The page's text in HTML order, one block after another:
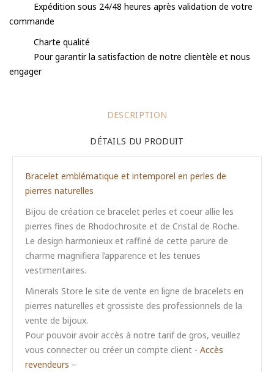
Expédition sous 24/48 heures après validation de votre
commande
Charte qualité
Pour garantir la satisfaction de notre clientèle et nous
engager
DESCRIPTION
DÉTAILS DU PRODUIT
Bracelet emblématique et intemporel en perles de
pierres naturelles
Bijou de création ce bracelet perles et coeur allie les
pierres fines de Rhodochrosite et de Cristal de Roche.
Le design harmonieux et raffiné de cette parure de
charme magnifiera l’apparence et les tenues
vestimentaires.
Minerals Store le site de vente en ligne de bracelets en
pierres naturelles et grossiste des professionnels de la
vente de bijoux.
Pour pouvoir avoir accès à notre tarif de gros, veuillez
vous connecter ou créer un compte client - Accès
revendeurs –